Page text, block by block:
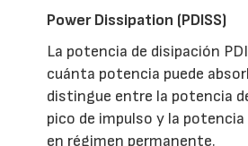
Power Dissipation (PDISS)
La potencia de disipación
cuánta potencia puede
distingue entre la potencia
pico de impulso y la
en régimen permanente.